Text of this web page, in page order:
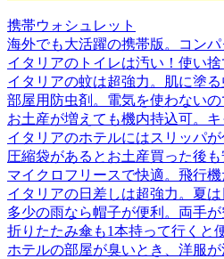
携帯ウォシュレット
海外でも大活躍の携帯版。コン
イタリアのトイレは汚い！使い
イタリアの蚊は超強力。肌に塗
部屋用防虫剤。電気を使わない
お土産が増えても機内持込可。
イタリアのホテルにはスリッパ
圧縮袋があるとお土産買った後
マイクロフリースで快適。飛行
イタリアの日差しは超強力。夏
多少の雨なら帽子が便利。両手
折りたたみ傘も1本持って行くと
ホテルの部屋が臭いとき、洋服